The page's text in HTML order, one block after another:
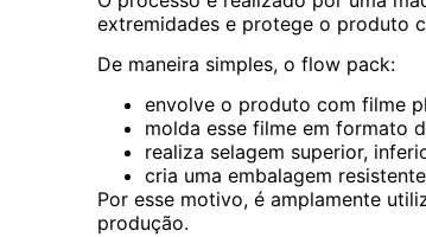
extremidades e protege o produto
De maneira simples, o flow pack:
envolve o produto com filme
molda esse filme em formato
realiza selagem superior,
cria uma embalagem
Por esse motivo, é amplamente
produção.